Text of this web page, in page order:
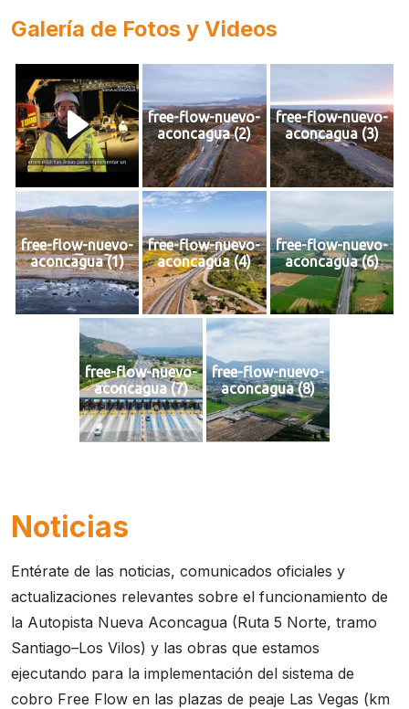
Galería de Fotos y Videos
free-flow-nuevo-
aconcagua (2)
free-flow-nuevo-
aconcagua (3)
free-flow-nuevo-
aconcagua (1)
free-flow-nuevo-
aconcagua (4)
free-flow-nuevo-
aconcagua (6)
free-flow-nuevo-
aconcagua (7)
free-flow-nuevo-
aconcagua (8)
Noticias
Entérate de las noticias, comunicados oficiales y
actualizaciones relevantes sobre el funcionamiento de
la Autopista Nueva Aconcagua (Ruta 5 Norte, tramo
Santiago–Los Vilos) y las obras que estamos
ejecutando para la implementación del sistema de
cobro Free Flow en las plazas de peaje Las Vegas (km